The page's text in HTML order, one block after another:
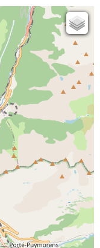
Cartes IGN
Open Topo Map
Open Street Map
ESRI Word Imagery
Photographies aériennes